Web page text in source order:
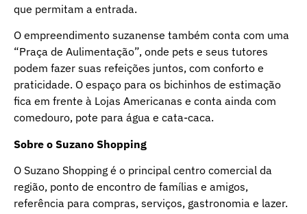
que permitam a entrada.
O empreendimento suzanense também conta com uma
“Praça de Aulimentação”, onde pets e seus tutores
podem fazer suas refeições juntos, com conforto e
praticidade. O espaço para os bichinhos de estimação
fica em frente à Lojas Americanas e conta ainda com
comedouro, pote para água e cata-caca.
Sobre o Suzano Shopping
O Suzano Shopping é o principal centro comercial da
região, ponto de encontro de famílias e amigos,
referência para compras, serviços, gastronomia e lazer.